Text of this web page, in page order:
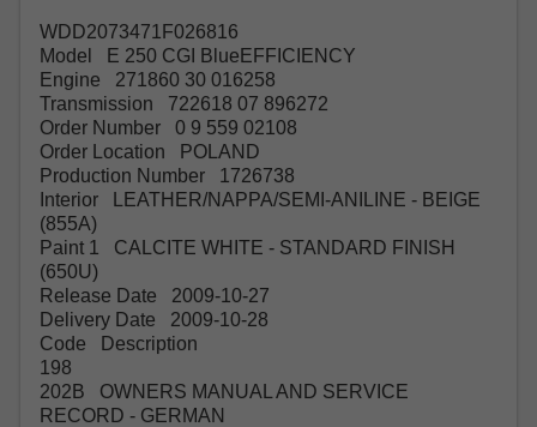
WDD2073471F026816
Model E 250 CGI BlueEFFICIENCY
Engine 271860 30 016258
Transmission 722618 07 896272
Order Number 0 9 559 02108
Order Location POLAND
Production Number 1726738
Interior LEATHER/NAPPA/SEMI-ANILINE - BEIGE
(855A)
Paint 1 CALCITE WHITE - STANDARD FINISH
(650U)
Release Date 2009-10-27
Delivery Date 2009-10-28
Code Description
198
202B OWNERS MANUAL AND SERVICE
RECORD - GERMAN